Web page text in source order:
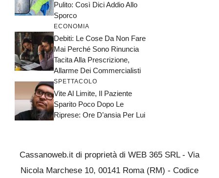
Pulito: Così Dici Addio Allo
Sporco
ECONOMIA
Debiti: Le Cose Da Non Fare
Mai Perché Sono Rinuncia
Tacita Alla Prescrizione,
Allarme Dei Commercialisti
SPETTACOLO
Vite Al Limite, Il Paziente
Sparito Poco Dopo Le
Riprese: Ore D’ansia Per Lui
Cassanoweb.it di proprietà di WEB 365 SRL - Via
Nicola Marchese 10, 00141 Roma (RM) - Codice